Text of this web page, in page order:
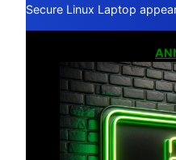
Secure Linux Laptop